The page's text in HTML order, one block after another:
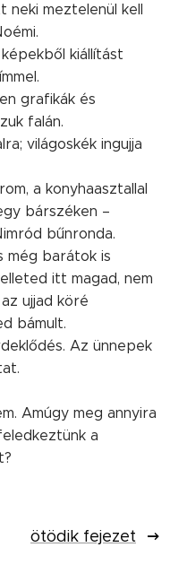
neki meztelenül kell
kiállítást
grafikák és
falán.
világoskék ingujja
a konyhaasztallal
bárszéken –
bűnronda.
még barátok is
itt magad, nem
ujjad köré
bámult.
Az ünnepek
Amúgy meg annyira
a
ötödik fejezet